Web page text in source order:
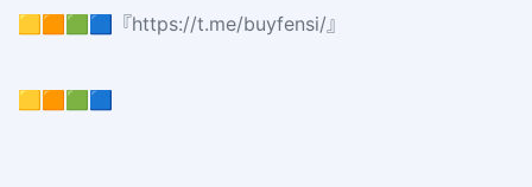
🟨🟧🟩🟦『https://t.me/buyfensi/』
🟨🟧🟩🟦